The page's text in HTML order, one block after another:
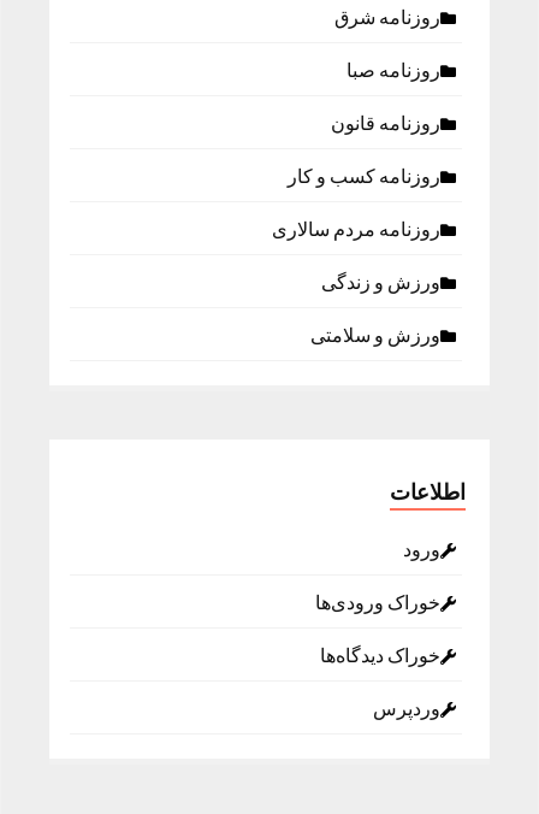
روزنامه شرق
روزنامه صبا
روزنامه قانون
روزنامه كسب و كار
روزنامه مردم سالاری
ورزش و زندگی
ورزش و سلامتی
اطلاعات
ورود
خوراک ورودی‌ها
خوراک دیدگاه‌ها
وردپرس